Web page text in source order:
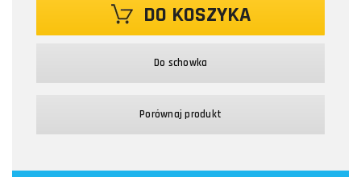
DO KOSZYKA
Do schowka
Porównaj produkt